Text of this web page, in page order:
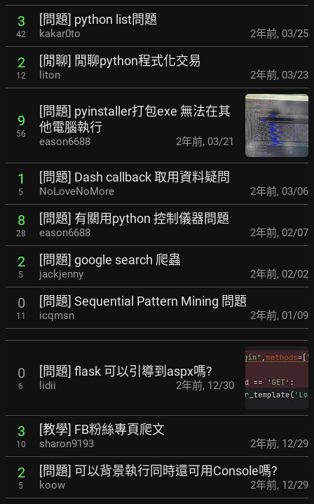
3
42
[問題] python list問題
kakar0to 2年前, 03/25
2
12
[閒聊] 閒聊python程式化交易
liton 2年前, 03/23
9
56
[問題] pyinstaller打包exe 無法在其
他電腦執行
eason6688 2年前, 03/21
1
5
[問題] Dash callback 取用資料疑問
NoLoveNoMore 2年前, 03/06
8
28
[問題] 有關用python 控制儀器問題
eason6688 2年前, 02/07
2
5
[問題] google search 爬蟲
jackjenny 2年前, 02/02
0
11
[問題] Sequential Pattern Mining 問題
icqmsn 2年前, 01/09
0
6
[問題] flask 可以引導到aspx嗎?
lidii 2年前, 12/30
3
10
[教學] FB粉絲專頁爬文
sharon9193 2年前, 12/29
2
5
[問題] 可以背景執行同時還可用Console嗎?
koow 2年前, 12/29